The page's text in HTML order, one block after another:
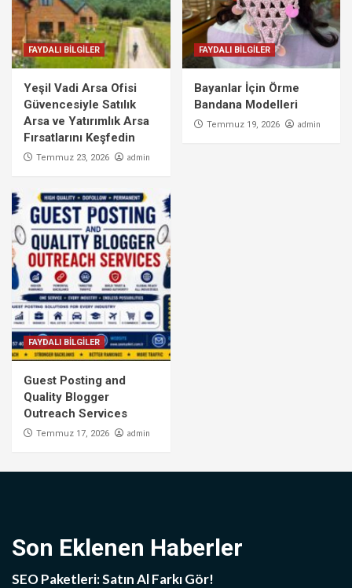
FAYDALI BİLGİLER
Yeşil Vadi Arsa Ofisi
Güvencesiyle Satılık
Arsa ve Yatırımlık Arsa
Fırsatlarını Keşfedin
Temmuz 23, 2026 admin
FAYDALI BİLGİLER
Bayanlar İçin Örme
Bandana Modelleri
Temmuz 19, 2026 admin
FAYDALI BİLGİLER
Guest Posting and
Quality Blogger
Outreach Services
Temmuz 17, 2026 admin
Son Eklenen Haberler
SEO Paketleri: Satın Al Farkı Gör!